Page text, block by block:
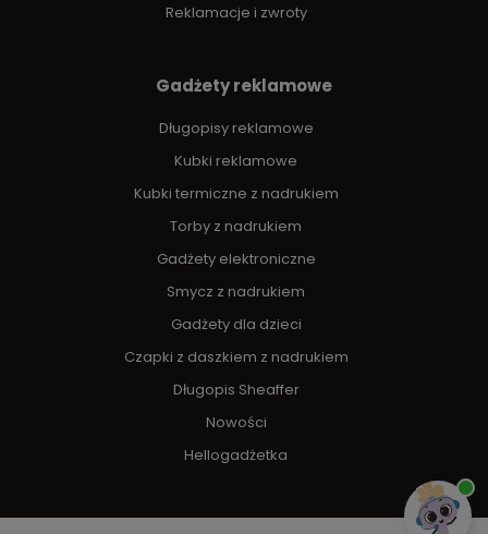
Reklamacje i zwroty
Gadżety reklamowe
Długopisy reklamowe
Kubki reklamowe
Kubki termiczne z nadrukiem
Torby z nadrukiem
Gadżety elektroniczne
Smycz z nadrukiem
Gadżety dla dzieci
Czapki z daszkiem z nadrukiem
Długopis Sheaffer
Nowości
Hellogadżetka